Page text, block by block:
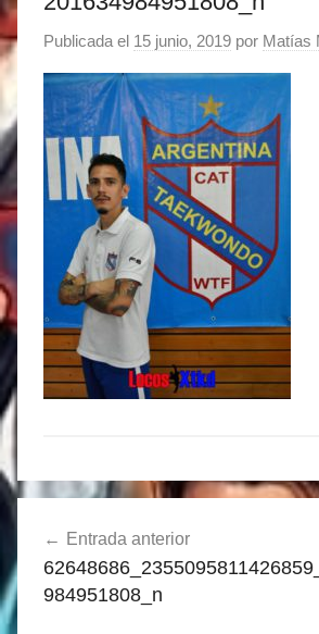
Publicada el 15 junio, 2019 por Matías
de
entradas
Entrada anterior
984951808_n